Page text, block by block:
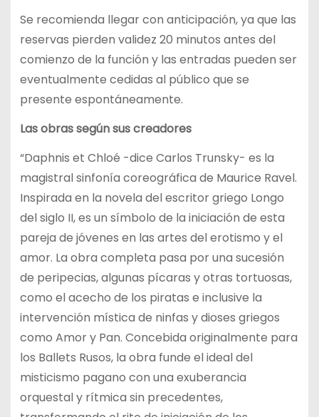
Se recomienda llegar con anticipación, ya que las
reservas pierden validez 20 minutos antes del
comienzo de la función y las entradas pueden ser
eventualmente cedidas al público que se
presente espontáneamente.
Las obras según sus creadores
“Daphnis et Chloé -dice Carlos Trunsky- es la
magistral sinfonía coreográfica de Maurice Ravel.
Inspirada en la novela del escritor griego Longo
del siglo II, es un símbolo de la iniciación de esta
pareja de jóvenes en las artes del erotismo y el
amor. La obra completa pasa por una sucesión
de peripecias, algunas pícaras y otras tortuosas,
como el acecho de los piratas e inclusive la
intervención mística de ninfas y dioses griegos
como Amor y Pan. Concebida originalmente para
los Ballets Rusos, la obra funde el ideal del
misticismo pagano con una exuberancia
orquestal y rítmica sin precedentes,